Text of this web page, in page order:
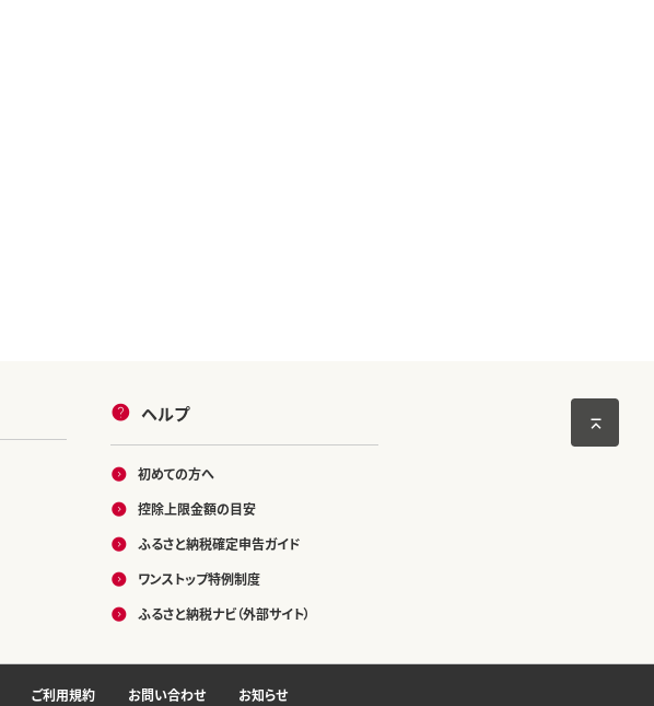
ヘルプ
初めての方へ
控除上限金額の目安
ふるさと納税確定申告ガイド
ワンストップ特例制度
ふるさと納税ナビ（外部サイト）
ご利用規約 お問い合わせ お知らせ